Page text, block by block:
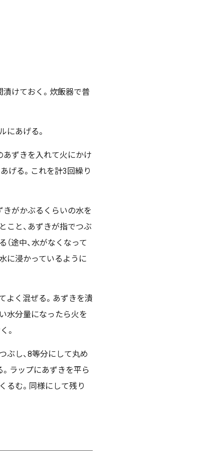
漬けておく。炊飯器で普
にあげる。
のあずきを入れて火にかけ
げる。これを計3回繰り
きがかぶるくらいの水を
こと、あずきが指でつぶ
途中、水がなくなって
に浸かっているように
よく混ぜる。あずきを潰
水分量になったら火を
。
ぶし、8等分にして丸め
ラップにあずきを平ら
るむ。同様にして残り